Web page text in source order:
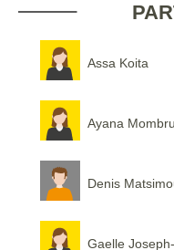
Assa Koita
Ayana
Denis
Gaelle